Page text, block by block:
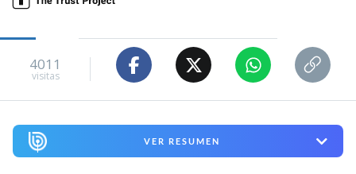
4011
visitas
VER RESUMEN